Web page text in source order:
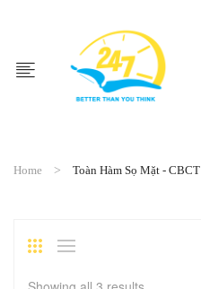
Home Toàn Hàm Sọ Mặt - CBCT